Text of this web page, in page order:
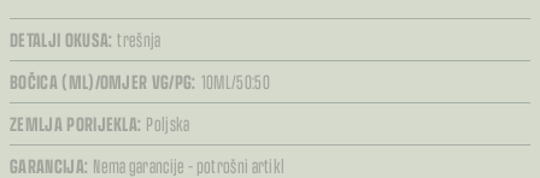
DETALJI OKUSA: trešnja
BOČICA (ML)/OMJER VG/PG: 10ML/50:50
ZEMLJA PORIJEKLA: Poljska
GARANCIJA: Nema garancije – potrošni artikl